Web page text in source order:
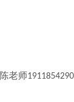
陈老师